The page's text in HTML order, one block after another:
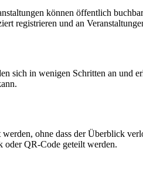
können öffentlich
registrieren und an
sich in wenigen Schritten an und
ohne dass der Überblick
oder QR-Code geteilt werden.